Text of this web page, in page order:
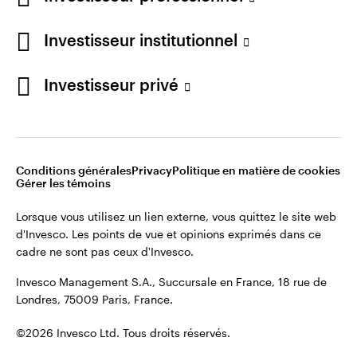
Investisseur institutionnel
Investisseur privé
Conditions généralesPrivacyPolitique en matière de cookies
Gérer les témoins
Lorsque vous utilisez un lien externe, vous quittez le site web
d'Invesco. Les points de vue et opinions exprimés dans ce
cadre ne sont pas ceux d'Invesco.
Invesco Management S.A., Succursale en France, 18 rue de
Londres, 75009 Paris, France.
©2026 Invesco Ltd. Tous droits réservés.